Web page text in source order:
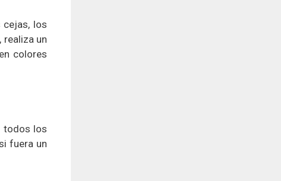
cejas, los
realiza un
colores
todos los
fuera un